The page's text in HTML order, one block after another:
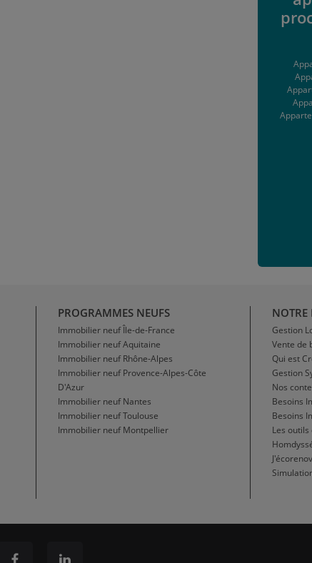
PROGRAMMES NEUFS
Immobilier neuf Île-de-France
Immobilier neuf Aquitaine
Immobilier neuf Rhône-Alpes
Immobilier neuf Provence-Alpes-Côte
D'Azur
Immobilier neuf Nantes
Immobilier neuf Toulouse
Immobilier neuf Montpellier
NOTRE
Gestion
Vente de
Qui est
Gestion
Nos
Besoins
Besoins
Les